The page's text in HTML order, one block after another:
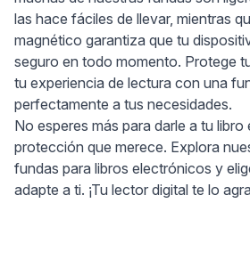
las hace fáciles de llevar, mientras
magnético garantiza que tu
seguro en todo momento. Protege
tu experiencia de lectura con una
perfectamente a tus necesidades.
No esperes más para darle a tu
protección que merece. Explora
fundas para libros electrónicos y
adapte a ti. ¡Tu lector digital te lo